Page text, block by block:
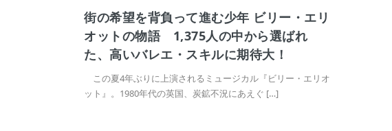
街の希望を背負って進む少年 ビリー・エリ
オットの物語 1,375人の中から選ばれ
た、高いバレエ・スキルに期待大！
この夏4年ぶりに上演されるミュージカル『ビリー・エリオ
ット』。1980年代の英国、炭鉱不況にあえぐ […]